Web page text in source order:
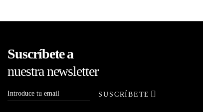
Suscríbete a
nuestra newsletter
SUSCRÍBETE